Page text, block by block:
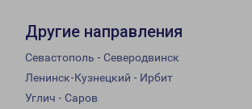
Другие направления
Севастополь - Северодвинск
Ленинск-Кузнецкий - Ирбит
Углич - Саров